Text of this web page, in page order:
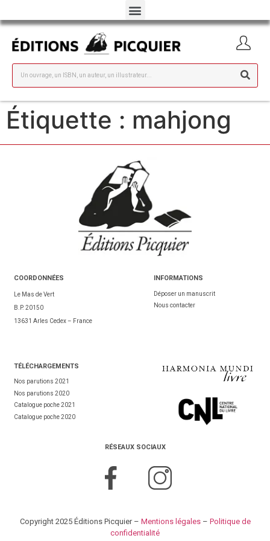
Étiquette : mahjong
COORDONNÉES
Le Mas de Vert
B.P. 20150
13631 Arles Cedex – France
INFORMATIONS
Déposer un manuscrit
Nous contacter
TÉLÉCHARGEMENTS
Nos parutions 2021
Nos parutions 2020
Catalogue poche 2021
Catalogue poche 2020
RÉSEAUX SOCIAUX
Copyright 2025 Éditions Picquier – Mentions légales– Politique de
confidentialité